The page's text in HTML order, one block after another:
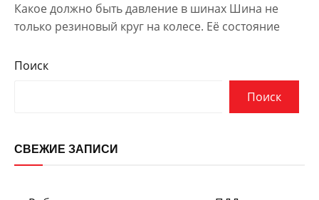
Какое должно быть давление в шинах Шина не
только резиновый круг на колесе. Её состояние
Поиск
Поиск
СВЕЖИЕ ЗАПИСИ